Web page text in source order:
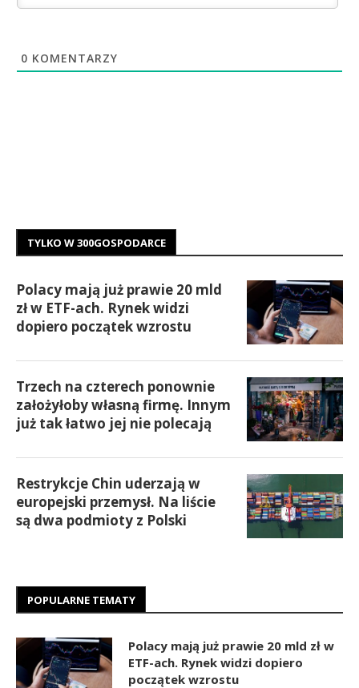
0 KOMENTARZY
TYLKO W 300GOSPODARCE
Polacy mają już prawie 20 mld
zł w ETF-ach. Rynek widzi
dopiero początek wzrostu
Trzech na czterech ponownie
założyłoby własną firmę. Innym
już tak łatwo jej nie polecają
Restrykcje Chin uderzają w
europejski przemysł. Na liście
są dwa podmioty z Polski
POPULARNE TEMATY
Polacy mają już prawie 20 mld zł w
ETF-ach. Rynek widzi dopiero
początek wzrostu